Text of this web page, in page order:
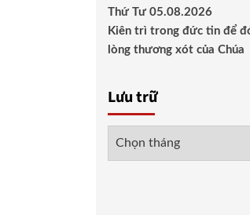
Thứ Tư 05.08.2026
Kiên trì trong đức tin để
lòng thương xót của Chúa
Lưu trữ